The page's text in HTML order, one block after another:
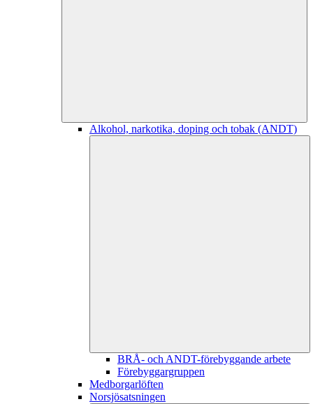
Alkohol, narkotika, doping och tobak (ANDT)
BRÅ- och ANDT-förebyggande arbete
Förebyggargruppen
Medborgarlöften
Norsjösatsningen